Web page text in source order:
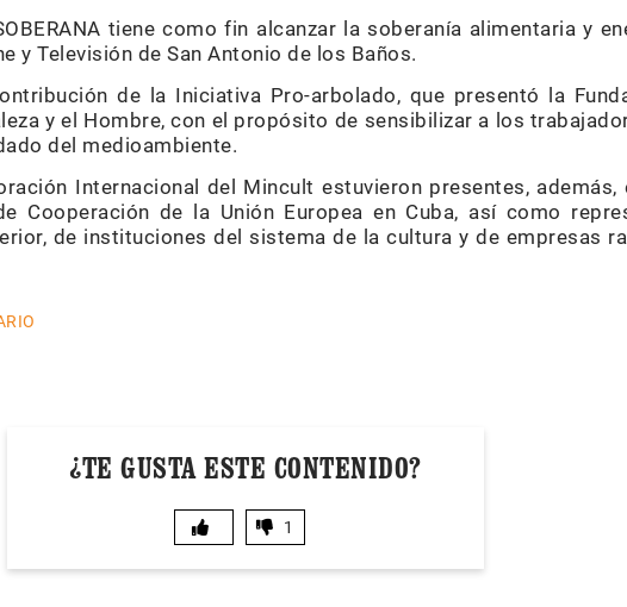
tiene como fin alcanzar la soberanía alimentaria y
y Televisión de San Antonio de los Baños.
de la Iniciativa Pro-arbolado, que presentó la
y el Hombre, con el propósito de sensibilizar a los
del medioambiente.
Internacional del Mincult estuvieron presentes, además,
Cooperación de la Unión Europea en Cuba, así como
de instituciones del sistema de la cultura y de empresas
¿TE GUSTA ESTE CONTENIDO?
1